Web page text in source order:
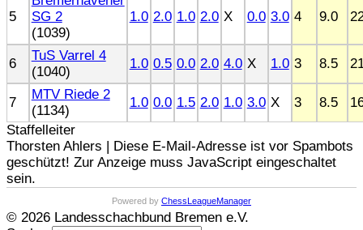
5
SG 2
(1039)
1.0 2.0 1.0 2.0 X 0.0 3.0 4 9.0
6
TuS Varrel 4
(1040)
1.0 0.5 0.0 2.0 4.0 X 1.0 3 8.5
7
MTV Riede 2
(1134)
1.0 0.0 1.5 2.0 1.0 3.0 X 3 8.5
Staffelleiter
Thorsten Ahlers | Diese E-Mail-Adresse ist vor Spambots
geschützt! Zur Anzeige muss JavaScript eingeschaltet
sein.
Powered by ChessLeagueManager
© 2026 Landesschachbund Bremen e.V.